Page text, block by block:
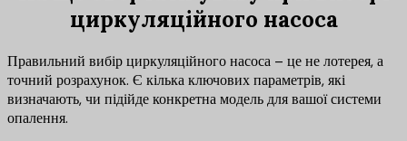
циркуляційного насоса
Правильний вибір циркуляційного насоса – це не лотерея, а
точний розрахунок. Є кілька ключових параметрів, які
визначають, чи підійде конкретна модель для вашої системи
опалення.